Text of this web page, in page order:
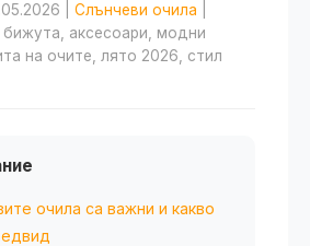
Слънчеви очила
бижута, аксесоари, модни
на очите, лято 2026, стил
очила са важни и какво